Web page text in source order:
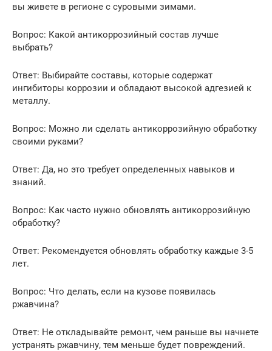
вы живете в регионе с суровыми зимами.
Вопрос: Какой антикоррозийный состав лучше
выбрать?
Ответ: Выбирайте составы, которые содержат
ингибиторы коррозии и обладают высокой адгезией к
металлу.
Вопрос: Можно ли сделать антикоррозийную обработку
своими руками?
Ответ: Да, но это требует определенных навыков и
знаний.
Вопрос: Как часто нужно обновлять антикоррозийную
обработку?
Ответ: Рекомендуется обновлять обработку каждые 3-5
лет.
Вопрос: Что делать, если на кузове появилась
ржавчина?
Ответ: Не откладывайте ремонт, чем раньше вы начнете
устранять ржавчину, тем меньше будет повреждений.